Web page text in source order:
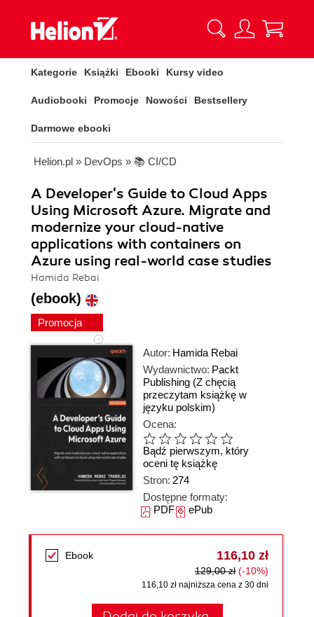
Kategorie Książki Ebooki Kursy video
Audiobooki Promocje Nowości Bestsellery
Darmowe ebooki
Helion.pl » DevOps » 📚 CI/CD
A Developer's Guide to Cloud Apps
Using Microsoft Azure. Migrate and
modernize your cloud-native
applications with containers on
Azure using real-world case studies
Hamida Rebai
(ebook)
Promocja
Autor: Hamida Rebai
Wydawnictwo: Packt
Publishing (Z chęcią
przeczytam książkę w
języku polskim)
Ocena:
Bądź pierwszym, który
oceni tę książkę
Stron: 274
Dostępne formaty:
PDFePub
Ebook 116,10 zł
129,00 zł (-10%)
116,10 zł najniższa cena z 30 dni